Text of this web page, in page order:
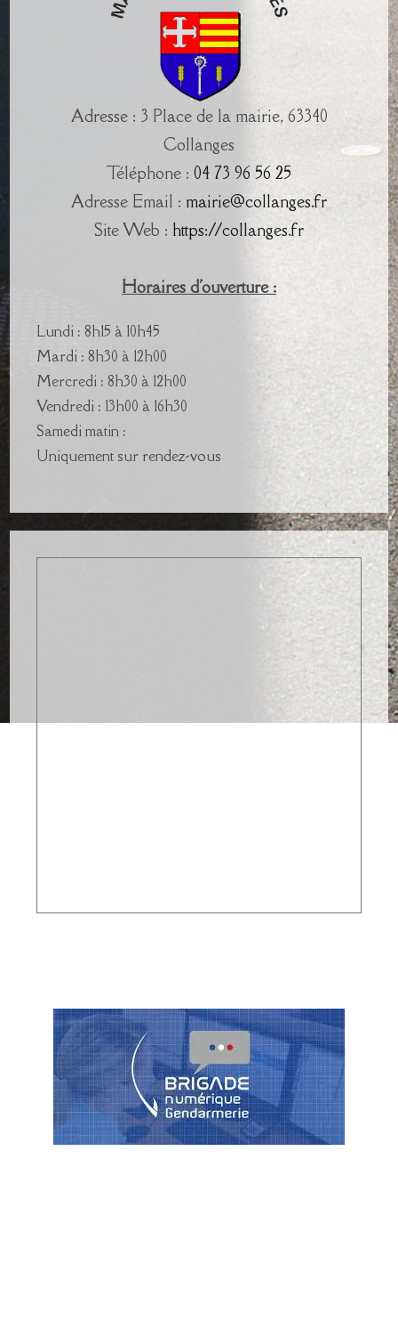
Adresse : 3 Place de la mairie, 63340
Collanges
Téléphone : 04 73 96 56 25
Adresse Email : mairie@collanges.fr
Site Web : https://collanges.fr
Horaires d'ouverture :
Lundi : 8h15 à 10h45
Mardi : 8h30 à 12h00
Mercredi : 8h30 à 12h00
Vendredi : 13h00 à 16h30
Samedi matin :
Uniquement sur rendez-vous